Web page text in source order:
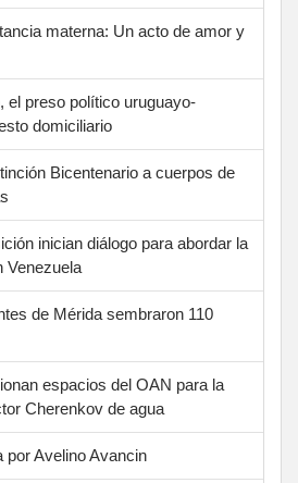
materna: Un acto de amor y
el preso político uruguayo-
domiciliario
Bicentenario a cuerpos de
inician diálogo para abordar la
Venezuela
de Mérida sembraron 110
espacios del OAN para la
Cherenkov de agua
por Avelino Avancin